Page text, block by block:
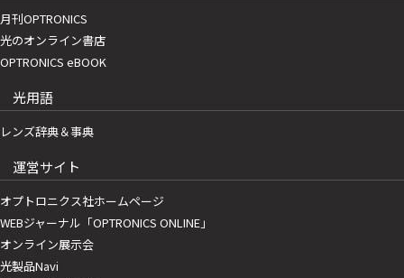
月刊OPTRONICS
光のオンライン書店
OPTRONICS eBOOK
光用語
レンズ辞典＆事典
運営サイト
オプトロニクス社ホームページ
WEBジャーナル「OPTRONICS ONLINE」
オンライン展示会
光製品Navi